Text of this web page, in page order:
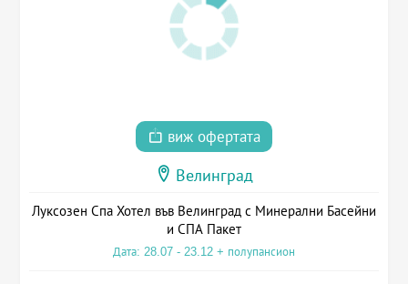
виж офертата
Велинград
Луксозен Спа Хотел във Велинград с Минерални Басейни
и СПА Пакет
Дата: 28.07 - 23.12 + полупансион